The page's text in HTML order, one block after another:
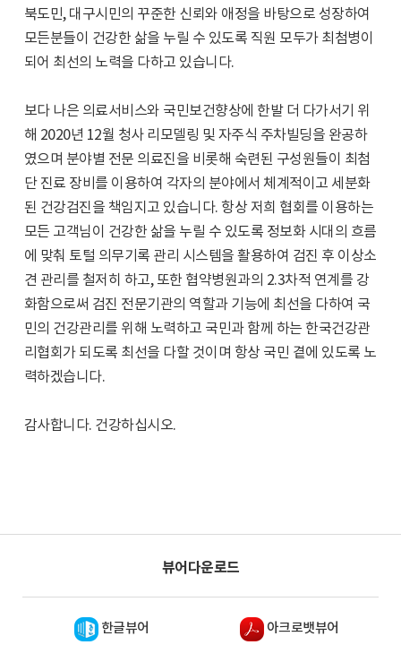
북도민, 대구시민의 꾸준한 신뢰와 애정을 바탕으로 성장하여
모든분들이 건강한 삶을 누릴 수 있도록 직원 모두가 최첨병이
되어 최선의 노력을 다하고 있습니다.
보다 나은 의료서비스와 국민보건향상에 한발 더 다가서기 위
해 2020년 12월 청사 리모델링 및 자주식 주차빌딩을 완공하
였으며 분야별 전문 의료진을 비롯해 숙련된 구성원들이 최첨
단 진료 장비를 이용하여 각자의 분야에서 체계적이고 세분화
된 건강검진을 책임지고 있습니다. 항상 저희 협회를 이용하는
모든 고객님이 건강한 삶을 누릴 수 있도록 정보화 시대의 흐름
에 맞춰 토털 의무기록 관리 시스템을 활용하여 검진 후 이상소
견 관리를 철저히 하고, 또한 협약병원과의 2.3차적 연계를 강
화함으로써 검진 전문기관의 역할과 기능에 최선을 다하여 국
민의 건강관리를 위해 노력하고 국민과 함께 하는 한국건강관
리협회가 되도록 최선을 다할 것이며 항상 국민 곁에 있도록 노
력하겠습니다.
감사합니다. 건강하십시오.
뷰어다운로드
한글뷰어 아크로뱃뷰어